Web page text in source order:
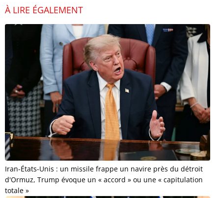
À LIRE ÉGALEMENT
Iran-États-Unis : un missile frappe un navire près du détroit
d'Ormuz, Trump évoque un « accord » ou une « capitulation
totale »